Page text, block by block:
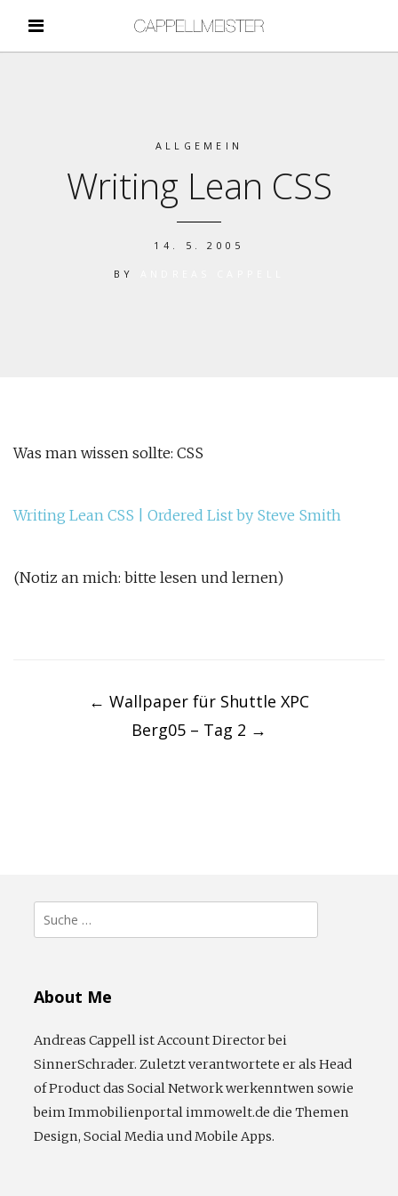
ALLGEMEIN
Writing Lean CSS
14. 5. 2005
BY
Was man wissen sollte: CSS
Writing Lean CSS | Ordered List by Steve Smith
(Notiz an mich: bitte lesen und lernen)
navigation
← Wallpaper für Shuttle XPC
Berg05 – Tag 2 →
Suche
nach:
About Me
Andreas Cappell ist Account Director bei
SinnerSchrader. Zuletzt verantwortete er als Head
of Product das Social Network werkenntwen sowie
beim Immobilienportal immowelt.de die Themen
Design, Social Media und Mobile Apps.